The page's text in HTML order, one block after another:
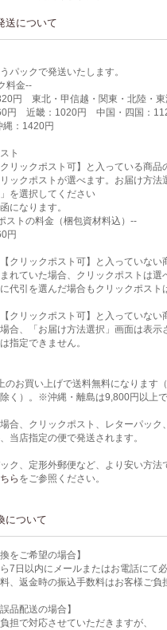
送について
パックで発送いたします。
料金--
円 東北・甲信越・関東・北陸・
円 近畿：1020円 中国・四国：
：1420円
ト
リックポスト可】と入っている商品
ックポストが選べます。お届け方法
を選択してください
になります。
ストの料金（梱包資材料込）--
円
クリックポスト可】と入っていない
れていた場合、クリックポストは選
代引を選んだ場合もクリックポスト
クリックポスト可】と入っていない
合、「お届け方法選択」画面は表示
指定できません。
のお買い上げで送料無料になります
く）。※沖縄・離島は9,800円以上
合、クリックポスト、レターパック
当店指定の便で発送されます。
ク、定形外郵便など、より安い方法
ら をご参照ください。
について
をご希望の場合】
7日以内にメールまたはお電話にて
、返金時の振込手数料はお客様ご負
品配送の場合】
担で対応させていただきますが、